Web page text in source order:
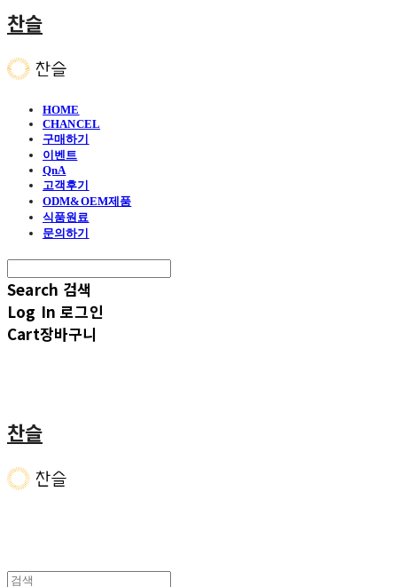
찬슬
HOME
CHANCEL
구매하기
이벤트
QnA
고객후기
ODM&OEM제품
식품원료
문의하기
Search 검색
Log In 로그인
Cart장바구니
찬슬